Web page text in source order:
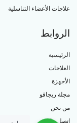
علاجات الأعضاء التناسلية
الروابط
الرئيسية
العلاجات
الأجهزة
مجلة ريجافو
من نحن
اتصل بنا